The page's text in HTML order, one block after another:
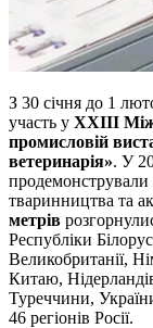
З 30 січня до 1
участь у XXIII
промисловій
ветеринарія». У
продемонстрували
тваринництва та
метрів
Республіки
Великобританії,
Китаю,
Туреччини,
46 регіонів Росії.